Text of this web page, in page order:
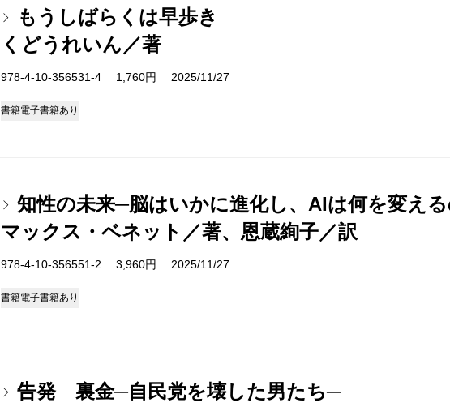
もうしばらくは早歩き
くどうれいん／著
978-4-10-356531-4 1,760円 2025/11/27
書籍電子書籍あり
知性の未来─脳はいかに進化し、AIは何を変え
マックス・ベネット／著、恩蔵絢子／訳
978-4-10-356551-2 3,960円 2025/11/27
書籍電子書籍あり
告発 裏金─自民党を壊した男たち─